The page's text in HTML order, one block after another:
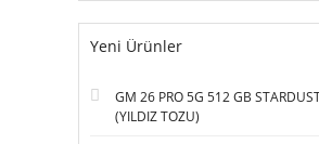
Yeni Ürünler
GM 26 PRO 5G 512 GB
(YILDIZ TOZU)